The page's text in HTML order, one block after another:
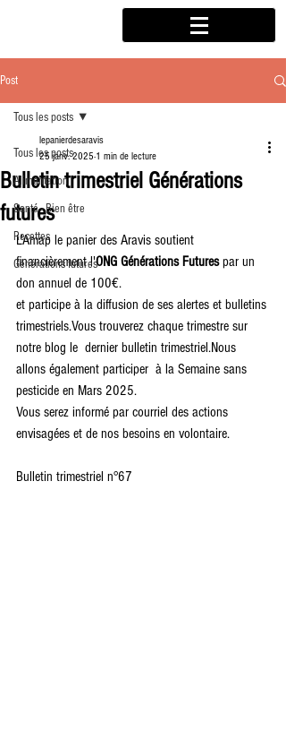
Post
Tous les posts
Alimentation
Santé - Bien être
Recettes
Générations futures
Tous les posts
Bulletin trimestriel Générations
futures
lepanierdesaravis
25 janv. 2025 1 min de lecture
L'Amap le panier des Aravis soutient
financièrement l'ONG Générations Futures par un
don annuel de 100€.
et participe à la diffusion de ses alertes et bulletins
trimestriels.Vous trouverez chaque trimestre sur
notre blog le  dernier bulletin trimestriel.Nous
allons également participer  à la Semaine sans
pesticide en Mars 2025.
Vous serez informé par courriel des actions
envisagées et de nos besoins en volontaire.
Bulletin trimestriel n°67